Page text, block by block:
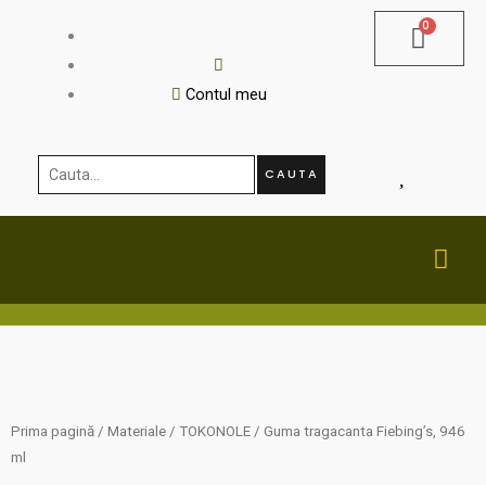
Contul meu
Cauta... CAUTA
Prima pagină / Materiale / TOKONOLE / Guma tragacanta Fiebing’s, 946
ml